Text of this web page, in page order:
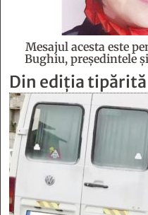
Mesajul acesta este
Bughiu, preşedintele
Din ediția tipărită